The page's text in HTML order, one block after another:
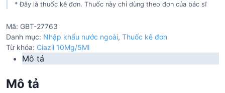
* Đây là thuốc kê đơn. Thuốc này chỉ dùng theo đơn của bác sĩ
Mã: GBT-27763
Danh mục: Nhập khẩu nước ngoài, Thuốc kê đơn
Từ khóa: Ciazil 10Mg/5Ml
Mô tả
Mô tả